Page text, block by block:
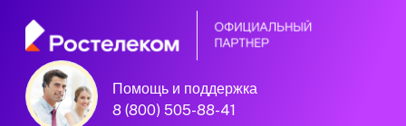
Помощь и поддержка
8 (800) 505-88-41
Единая Система